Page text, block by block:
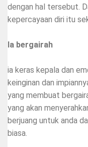
dengan hal tersebut.
kepercayaan diri itu
Ia bergairah
ia keras kepala dan
keinginan dan
yang membuat
yang akan
berjuang untuk anda
biasa.